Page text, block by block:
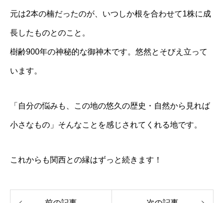
元は2本の楠だったのが、いつしか根を合わせて1株に成
長したものとのこと。
樹齢900年の神秘的な御神木です。悠然とそびえ立って
います。
「自分の悩みも、この地の悠久の歴史・自然から見れば
小さなもの」そんなことを感じされてくれる地です。
これからも関西との縁はずっと続きます！